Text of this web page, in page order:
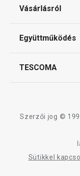
Gyakori kérdések
Vásárlásról
Reklamáció és
Együttműködés
TESCOMA
Szerzői jog ©
Sütikkel